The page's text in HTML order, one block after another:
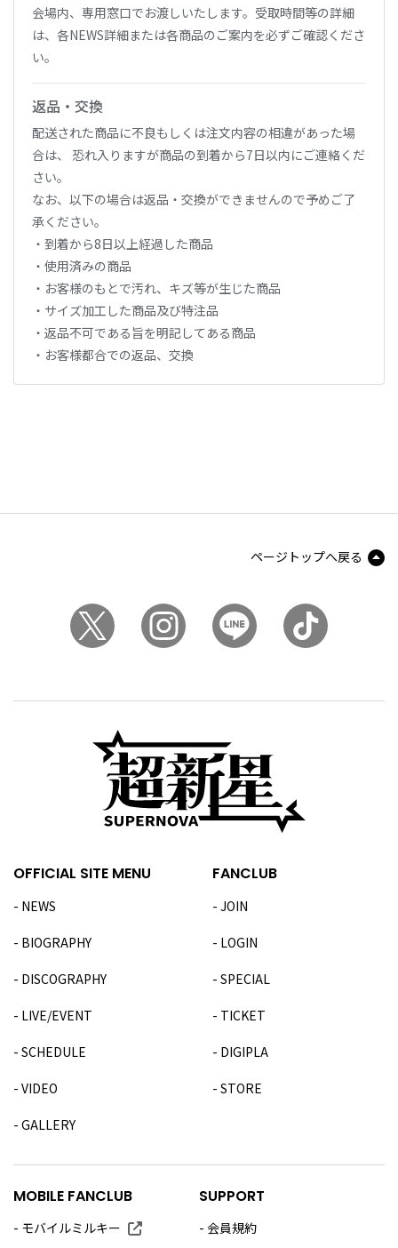
会場内、専用窓口でお渡しいたします。受取時間等の詳細
は、各NEWS詳細または各商品のご案内を必ずご確認くださ
い。
返品・交換
配送された商品に不良もしくは注文内容の相違があった場
合は、 恐れ入りますが商品の到着から7日以内にご連絡くだ
さい。
なお、以下の場合は返品・交換ができませんので予めご了
承ください。
・到着から8日以上経過した商品
・使用済みの商品
・お客様のもとで汚れ、キズ等が生じた商品
・サイズ加工した商品及び特注品
・返品不可である旨を明記してある商品
・お客様都合での返品、交換
ページトップへ戻る
OFFICIAL SITE MENU
NEWS
BIOGRAPHY
DISCOGRAPHY
LIVE/EVENT
SCHEDULE
VIDEO
GALLERY
FANCLUB
JOIN
LOGIN
SPECIAL
TICKET
DIGIPLA
STORE
MOBILE FANCLUB
モバイルミルキー
SUPPORT
会員規約